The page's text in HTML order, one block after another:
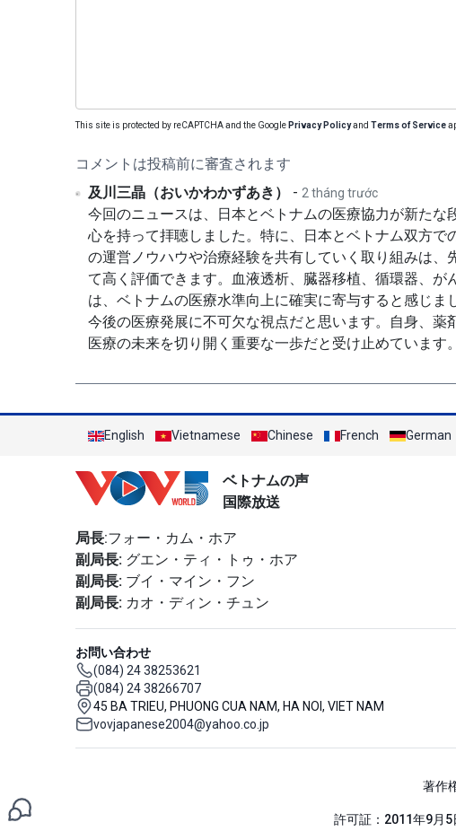
This site is protected by reCAPTCHA and the Google Privacy Policyand Terms of Service
コメントは投稿前に審査されます
及川三晶（おいかわかずあき）
-2 tháng trước
今回のニュースは、日本とベトナムの医療協力が新た
心を持って拝聴しました。特に、日本とベトナム双方
の運営ノウハウや治療経験を共有していく取り組みは
て高く評価できます。血液透析、臓器移植、循環器、
は、ベトナムの医療水準向上に確実に寄与すると感じま
今後の医療発展に不可欠な視点だと思います。自身、
医療の未来を切り開く重要な一歩だと受け止めています。
English Vietnamese Chinese French German
ベトナムの声
国際放送
局長:フォー・カム・ホア
副局長: グエン・ティ・トゥ・ホア
副局長: ブイ・マイン・フン
副局長: カオ・ディン・チュン
お問い合わせ
(084) 24 38253621
(084) 24 38266707
45 BA TRIEU, PHUONG CUA NAM, HA NOI, VIET NAM
vovjapanese2004@yahoo.co.jp
著作
許可証：2011年9月